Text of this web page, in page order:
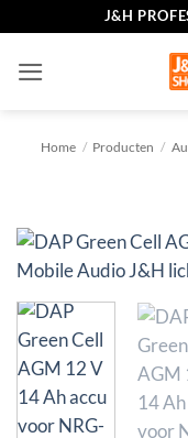
inhoud
J&H
Home / Producten /